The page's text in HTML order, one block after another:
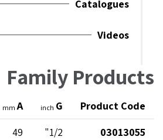
Catalogues
Videos
Family Products
Product Code
G
inch
A
mm
03013055
1/2"
49